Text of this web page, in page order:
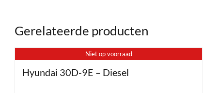
Gerelateerde producten
Niet op voorraad
Hyundai 30D-9E – Diesel